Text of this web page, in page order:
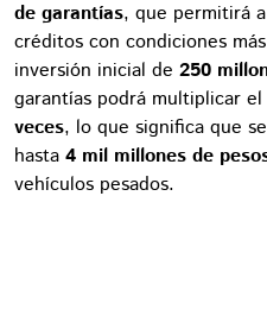
de garantías, que permitirá
créditos con condiciones
inversión inicial de 250
garantías podrá multiplicar
veces, lo que significa que
hasta 4 mil millones de
vehículos pesados.